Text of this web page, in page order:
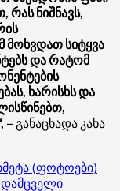
რას ნიშნავს,
მოხვდათ სიტყვა
და რატომ
ხარისხს და
– განაცხადა კახა
(ფოტოები)
დამცველი